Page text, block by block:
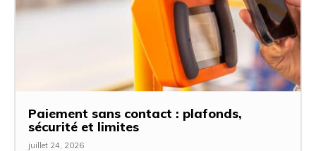
Paiement sans contact : plafonds,
sécurité et limites
juillet 24, 2026